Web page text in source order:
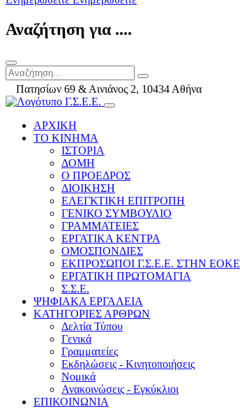
Αναζήτηση για ....
Πατησίων 69 & Αινιάνος 2, 10434 Αθήνα
ΑΡΧΙΚΗ
ΤΟ ΚΙΝΗΜΑ
ΙΣΤΟΡΙΑ
ΔΟΜΗ
Ο ΠΡΟΕΔΡΟΣ
ΔΙΟΙΚΗΣΗ
ΕΛΕΓΚΤΙΚΗ ΕΠΙΤΡΟΠΗ
ΓΕΝΙΚΟ ΣΥΜΒΟΥΛΙΟ
ΓΡΑΜΜΑΤΕΙΕΣ
ΕΡΓΑΤΙΚΑ ΚΕΝΤΡΑ
ΟΜΟΣΠΟΝΔΙΕΣ
ΕΚΠΡΟΣΩΠΟΙ Γ.Σ.Ε.Ε. ΣΤΗΝ ΕΟΚΕ
ΕΡΓΑΤΙΚΗ ΠΡΩΤΟΜΑΓΙΑ
Σ.Σ.Ε.
ΨΗΦΙΑΚΑ ΕΡΓΑΛΕΙΑ
ΚΑΤΗΓΟΡΙΕΣ ΑΡΘΡΩΝ
Δελτία Τύπου
Γενικά
Γραμματείες
Εκδηλώσεις - Κινητοποιήσεις
Νομικά
Ανακοινώσεις - Εγκύκλιοι
ΕΠΙΚΟΙΝΩΝΙΑ